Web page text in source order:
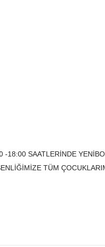
18:00 SAATLERİNDE
TÜM